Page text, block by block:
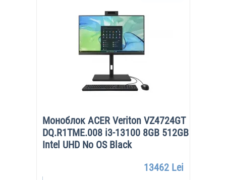
Моноблок ACER Veriton VZ4724GT
DQ.R1TME.008 i3-13100 8GB 512GB
Intel UHD No OS Black
13462 Lei